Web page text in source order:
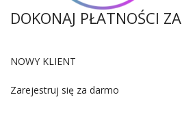
DOKONAJ PŁATNOŚCI
NOWY KLIENT
Zarejestruj się za darmo